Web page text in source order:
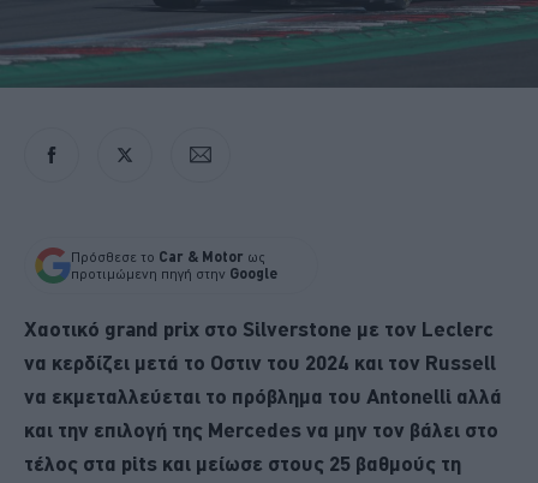
Πρόσθεσε το Car & Motor ως
προτιμώμενη πηγή στην Google
Χαοτικό grand prix στο Silverstone με τον Leclerc
να κερδίζει μετά το Οστιν του 2024 και τον Russell
να εκμεταλλεύεται το πρόβλημα του Antonelli αλλά
και την επιλογή της Mercedes να μην τον βάλει στο
τέλος στα pits και μείωσε στους 25 βαθμούς τη